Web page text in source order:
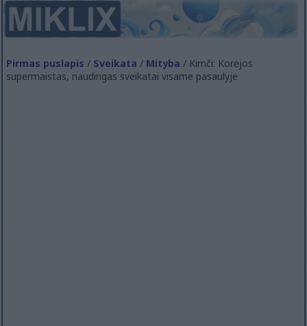
Pirmas puslapis / Sveikata / Mityba / Kimči: Korėjos
supermaistas, naudingas sveikatai visame pasaulyje